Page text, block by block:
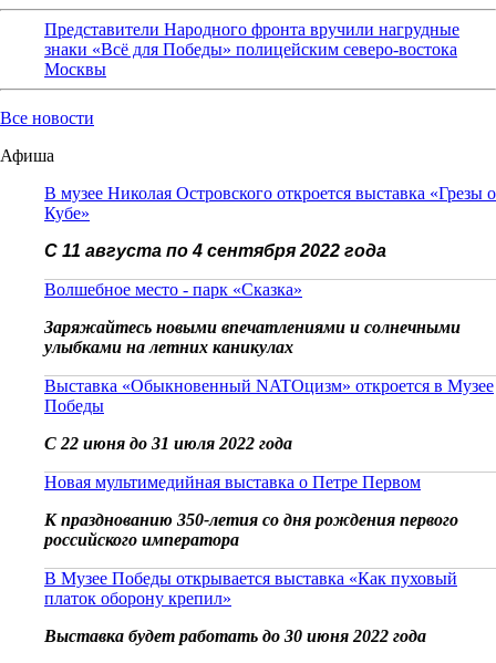
Представители Народного фронта вручили нагрудные
знаки «Всё для Победы» полицейским северо-востока
Москвы
Все новости
Афиша
В музее Николая Островского откроется выставка «Грезы о
Кубе»
С 11 августа по 4 сентября 2022 года
Волшебное место - парк «Сказка»
Заряжайтесь новыми впечатлениями и солнечными
улыбками на летних каникулах
Выставка «Обыкновенный NATOцизм» откроется в Музее
Победы
С 22 июня до 31 июля 2022 года
Новая мультимедийная выставка о Петре Первом
К празднованию 350-летия со дня рождения первого
российского императора
В Музее Победы открывается выставка «Как пуховый
платок оборону крепил»
Выставка будет работать до 30 июня 2022 года